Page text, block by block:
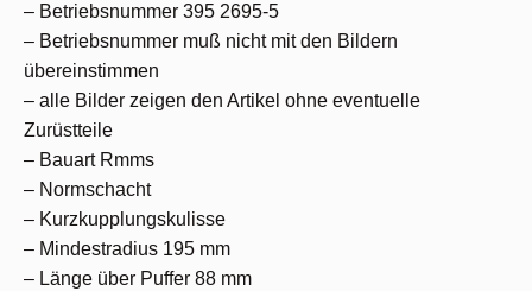
– Betriebsnummer 395 2695-5
– Betriebsnummer muß nicht mit den Bildern
übereinstimmen
– alle Bilder zeigen den Artikel ohne eventuelle
Zurüstteile
– Bauart Rmms
– Normschacht
– Kurzkupplungskulisse
– Mindestradius 195 mm
– Länge über Puffer 88 mm